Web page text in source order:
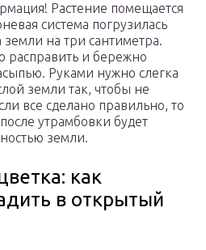
Растение помещается
система погрузилась
на три сантиметра.
расправить и бережно
Руками нужно слегка
земли так, чтобы не
все сделано правильно, то
утрамбовки будет
земли.
как
в открытый